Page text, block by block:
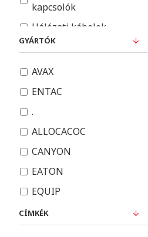
kapcsolók
Hálózati kábelek
Hálózati töltők
HDMI kábelek és
készülékekhez
Micro USB kábelek
USB 2.0 kábelek
USB 3.0 kábelek
USB-C kábelek
Vezeték nélküli töltők
GYÁRTÓK
AVAX
ENTAC
.
ALLOCACOC
CANYON
EATON
EQUIP
HOME
CÍMKÉK